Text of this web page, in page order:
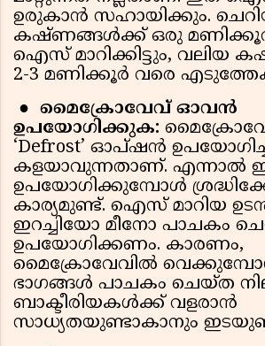
ഉരുകാൻ സഹായിക്കും.
കഷ്ണങ്ങൾക്ക് ഒരു
ഐസ് മാറിക്കിട്ടും, വലിയ
2-3 മണിക്കൂർ വരെ
● മൈക്രോവേവ് ഓവൻ
ഉപയോഗിക്കുക:
‘Defrost’ ഓപ്ഷൻ
കളയാവുന്നതാണ്. എന്നാൽ
ഉപയോഗിക്കുമ്പോൾ
കാര്യമുണ്ട്. ഐസ് മാറിയ
ഇറച്ചിയോ മീനോ പാചകം
ഉപയോഗിക്കണം. കാരണം,
മൈക്രോവേവിൽ
ഭാഗങ്ങൾ പാചകം ചെയ്ത
ബാക്ടീരിയകൾക്ക് വളരാൻ
സാധ്യതയുണ്ടാകാനും